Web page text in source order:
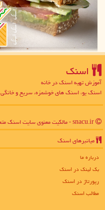
اسنك
آموزش تهیه اسنک در خانه
اسنک یو، اسنک های خوشمزه، سریع و خانگی
میانبرهای اسنك
درباره ما
بک لینک در اسنك
رپورتاژ در اسنك
مطالب اسنك